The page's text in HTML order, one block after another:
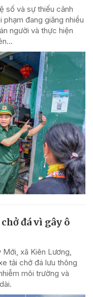
số và sự thiếu cảnh
đang giăng nhiều
người và thực hiện
đá vì gây ô
Mới, xã Kiên Lương,
tải chở đá lưu thông
môi trường và